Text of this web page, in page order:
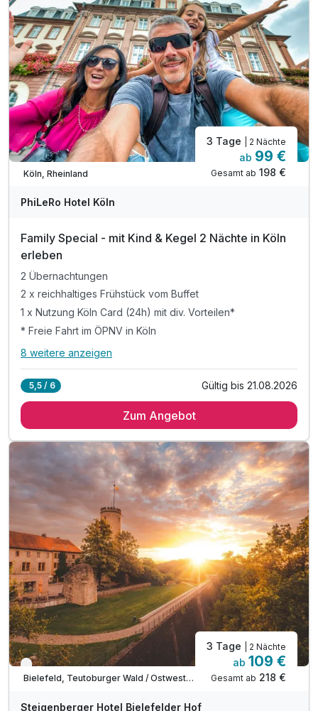
inkl. Erholung in unserer Dach-Oase
mit Dampfbad und Sauna
inkl. WLAN
Sichere Abstellmöglichkeit für Ihr (E-)Bike
Zirbenwasser in Wellnessbereich und Lobby gratis
Köln, Rheinland
3 Tage | 2 Nächte
ab 99 €
Gesamt ab 198 €
PhiLeRo Hotel Köln
Family Special - mit Kind & Kegel 2 Nächte in Köln
erleben
2 Übernachtungen
2 x reichhaltiges Frühstück vom Buffet
1 x Nutzung Köln Card (24h) mit div. Vorteilen*
* Freie Fahrt im ÖPNV in Köln
Alle Inklusivleistungen
2 x reichhaltiges Frühstück vom Buffet
* Freie Fahrt im ÖPNV in Köln
* Vergünstigter Eintritt in viele Museen der Stadt
* bis zu 50 % Rabatt bei vielen Stadtführungen
* 15% Rabatt für Familienbesuche im Kölner Zoo
1 x Pocket-Guide mit praktischen Listen und Tipps
inkl. Kaffee-, Teezubereiter im Zimmer
inkl. WLAN
Nach Buchung erhalten Sie vom Hotel einen Pay-Link
Zahlungseingang bis spätestens 7 Tage vor Anreise
8 weitere anzeigen
5,5 / 6 Gültig bis 21.08.2026
Zum Angebot
Nur noch bis August
Bielefeld, Teutoburger Wald / Ostwestfalen
3 Tage | 2 Nächte
ab 109 €
Gesamt ab 218 €
Steigenberger Hotel Bielefelder Hof